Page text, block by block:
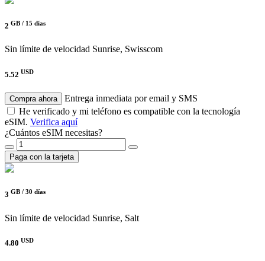
2 GB / 15 días
Sin límite de velocidad Sunrise, Swisscom
5.52 USD
Compra ahora
Entrega inmediata por email y SMS
He verificado y mi teléfono es compatible con la tecnología
eSIM. Verifica aquí
¿Cuántos eSIM necesitas?
Paga con la tarjeta
3 GB / 30 días
Sin límite de velocidad Sunrise, Salt
4.80 USD